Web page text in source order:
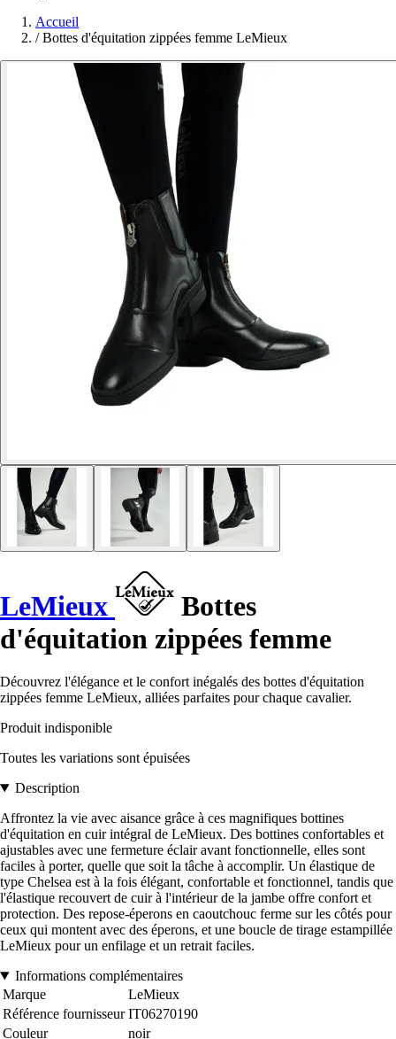
Accueil
/ Bottes d'équitation zippées femme LeMieux
LeMieux
Bottes
d'équitation zippées femme
Découvrez l'élégance et le confort inégalés des bottes d'équitation
zippées femme LeMieux, alliées parfaites pour chaque cavalier.
Produit indisponible
Toutes les variations sont épuisées
Description
Affrontez la vie avec aisance grâce à ces magnifiques bottines
d'équitation en cuir intégral de LeMieux. Des bottines confortables et
ajustables avec une fermeture éclair avant fonctionnelle, elles sont
faciles à porter, quelle que soit la tâche à accomplir. Un élastique de
type Chelsea est à la fois élégant, confortable et fonctionnel, tandis que
l'élastique recouvert de cuir à l'intérieur de la jambe offre confort et
protection. Des repose-éperons en caoutchouc ferme sur les côtés pour
ceux qui montent avec des éperons, et une boucle de tirage estampillée
LeMieux pour un enfilage et un retrait faciles.
Informations complémentaires
Marque
LeMieux
Référence fournisseur IT06270190
Couleur
noir